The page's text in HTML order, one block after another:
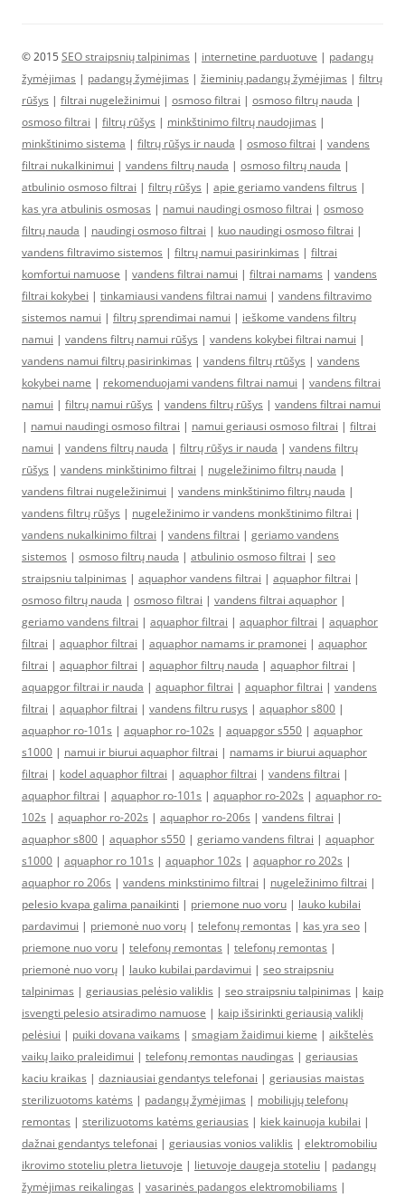
© 2015SEO straipsnių talpinimas | internetine parduotuve | padangų
žymėjimas | padangų žymėjimas | žieminių padangų žymėjimas | filtrų
rūšys | filtrai nugeležinimui | osmoso filtrai | osmoso filtrų nauda |
osmoso filtrai | filtrų rūšys | minkštinimo filtrų naudojimas |
minkštinimo sistema | filtrų rūšys ir nauda | osmoso filtrai | vandens
filtrai nukalkinimui | vandens filtrų nauda | osmoso filtrų nauda |
atbulinio osmoso filtrai | filtrų rūšys | apie geriamo vandens filtrus |
kas yra atbulinis osmosas | namui naudingi osmoso filtrai | osmoso
filtrų nauda | naudingi osmoso filtrai | kuo naudingi osmoso filtrai |
vandens filtravimo sistemos | filtrų namui pasirinkimas | filtrai
komfortui namuose | vandens filtrai namui | filtrai namams | vandens
filtrai kokybei | tinkamiausi vandens filtrai namui | vandens filtravimo
sistemos namui | filtrų sprendimai namui | ieškome vandens filtrų
namui | vandens filtrų namui rūšys | vandens kokybei filtrai namui |
vandens namui filtrų pasirinkimas | vandens filtrų rtūšys | vandens
kokybei name | rekomenduojami vandens filtrai namui | vandens filtrai
namui | filtrų namui rūšys | vandens filtrų rūšys | vandens filtrai namui
| namui naudingi osmoso filtrai | namui geriausi osmoso filtrai | filtrai
namui | vandens filtrų nauda | filtrų rūšys ir nauda | vandens filtrų
rūšys | vandens minkštinimo filtrai | nugeležinimo filtrų nauda |
vandens filtrai nugeležinimui | vandens minkštinimo filtrų nauda |
vandens filtrų rūšys | nugeležinimo ir vandens monkštinimo filtrai |
vandens nukalkinimo filtrai | vandens filtrai | geriamo vandens
sistemos | osmoso filtrų nauda | atbulinio osmoso filtrai | seo
straipsniu talpinimas | aquaphor vandens filtrai | aquaphor filtrai |
osmoso filtrų nauda | osmoso filtrai | vandens filtrai aquaphor |
geriamo vandens filtrai | aquaphor filtrai | aquaphor filtrai | aquaphor
filtrai | aquaphor filtrai | aquaphor namams ir pramonei | aquaphor
filtrai | aquaphor filtrai | aquaphor filtrų nauda | aquaphor filtrai |
aquapgor filtrai ir nauda | aquaphor filtrai | aquaphor filtrai | vandens
filtrai | aquaphor filtrai | vandens filtru rusys | aquaphor s800 |
aquaphor ro-101s | aquaphor ro-102s | aquapgor s550 | aquaphor
s1000 | namui ir biurui aquaphor filtrai | namams ir biurui aquaphor
filtrai | kodel aquaphor filtrai | aquaphor filtrai | vandens filtrai |
aquaphor filtrai | aquaphor ro-101s | aquaphor ro-202s | aquaphor ro-
102s | aquaphor ro-202s | aquaphor ro-206s | vandens filtrai |
aquaphor s800 | aquaphor s550 | geriamo vandens filtrai | aquaphor
s1000 | aquaphor ro 101s | aquaphor 102s | aquaphor ro 202s |
aquaphor ro 206s | vandens minkstinimo filtrai | nugeležinimo filtrai |
pelesio kvapa galima panaikinti | priemone nuo voru | lauko kubilai
pardavimui | priemonė nuo vorų | telefonų remontas | kas yra seo |
priemone nuo voru | telefonų remontas | telefonų remontas |
priemonė nuo vorų | lauko kubilai pardavimui | seo straipsniu
talpinimas | geriausias pelėsio valiklis | seo straipsniu talpinimas | kaip
isvengti pelesio atsiradimo namuose | kaip išsirinkti geriausią valiklį
pelėsiui | puiki dovana vaikams | smagiam žaidimui kieme | aikštelės
vaikų laiko praleidimui | telefonų remontas naudingas | geriausias
kaciu kraikas | dazniausiai gendantys telefonai | geriausias maistas
sterilizuotoms katėms | padangų žymėjimas | mobiliųjų telefonų
remontas | sterilizuotoms katėms geriausias | kiek kainuoja kubilai |
dažnai gendantys telefonai | geriausias vonios valiklis | elektromobiliu
ikrovimo stoteliu pletra lietuvoje | lietuvoje daugeja stoteliu | padangų
žymėjimas reikalingas | vasarinės padangos elektromobiliams |